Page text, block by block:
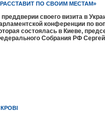
ПО СВОИМ МЕСТАМ»
преддверии своего визита в
конференции по
состоялась в Киеве,
Собрания РФ